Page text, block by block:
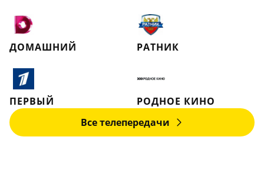
ДОМАШНИЙ РАТНИК
ПЕРВЫЙ
РОДНОЕ КИНО
Все телепередачи